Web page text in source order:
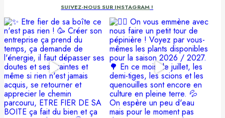
SUIVEZ-NOUS SUR INSTAGRAM !